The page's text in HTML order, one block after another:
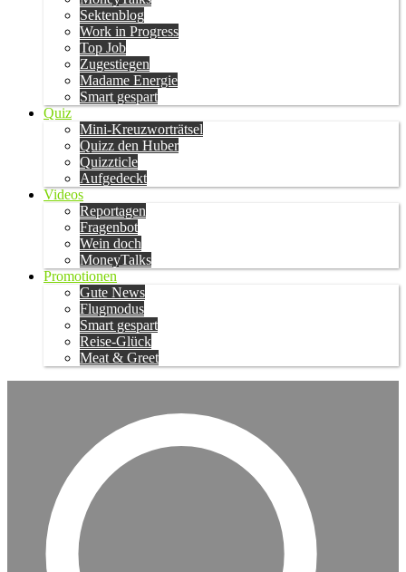
Sektenblog
Work in Progress
Top Job
Zugestiegen
Madame Energie
Smart gespart
Quiz
Mini-Kreuzworträtsel
Quizz den Huber
Quizzticle
Aufgedeckt
Videos
Reportagen
Fragenbot
Wein doch
MoneyTalks
Promotionen
Gute News
Flugmodus
Smart gespart
Reise-Glück
Meat & Greet